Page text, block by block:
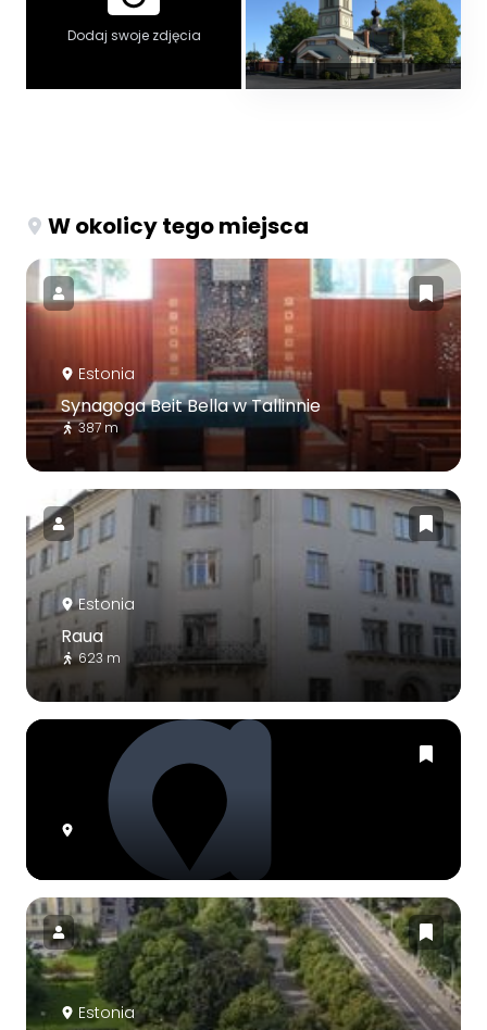
Dodaj swoje zdjęcia
W okolicy tego miejsca
Estonia
Synagoga Beit Bella w Tallinnie
387 m
Estonia
Raua
623 m
Estonia